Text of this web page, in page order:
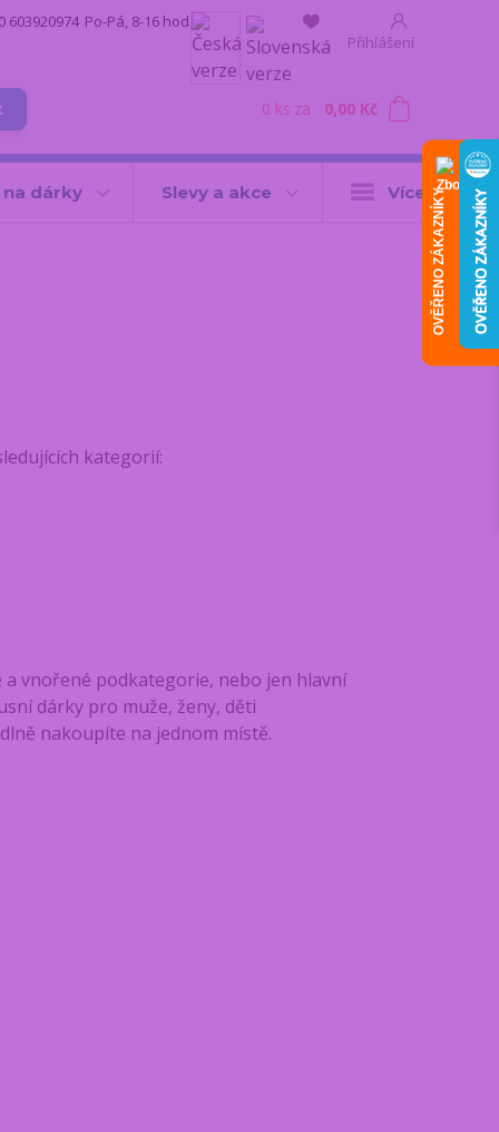
Přihlášení
603920974 Po-Pá, 8-16 hod.
0 ks za 0,00 Kč
dárky Slevy a akce Více
kategorií:
vnořené podkategorie, nebo jen hlavní
dárky pro muže, ženy, děti
nakoupíte na jednom místě.
OVĚŘENO ZÁKAZNÍKY